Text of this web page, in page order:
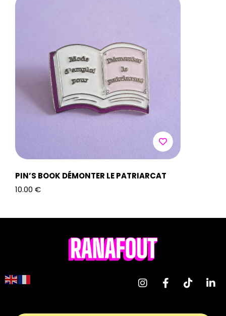
PIN’S BOOK DÉMONTER LE PATRIARCAT
10.00 €